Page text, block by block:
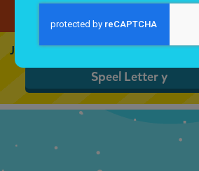
Je kunt 5 gratis quizzen spelen. Speel
Speel Letter y